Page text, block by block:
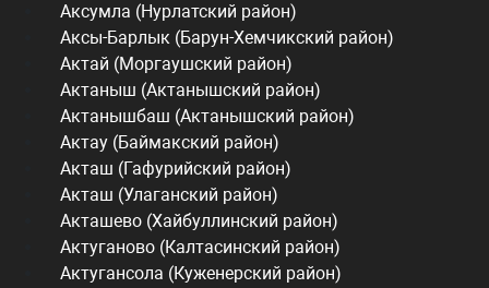
Аксумла (Нурлатский район)
Аксы-Барлык (Барун-Хемчикский район)
Актай (Моргаушский район)
Актаныш (Актанышский район)
Актанышбаш (Актанышский район)
Актау (Баймакский район)
Акташ (Гафурийский район)
Акташ (Улаганский район)
Акташево (Хайбуллинский район)
Актуганово (Калтасинский район)
Актугансола (Куженерский район)